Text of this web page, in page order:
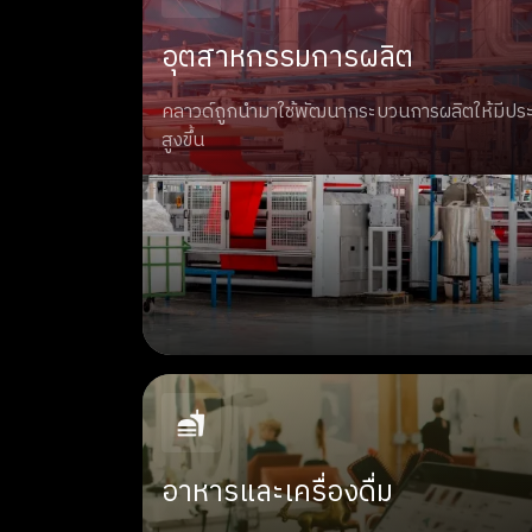
อุตสาหกรรมการผลิต
คลาวด์ถูกนำมาใช้พัฒนากระบวนการผลิตให้มีป
สูงขึ้น
อาหารและเครื่องดื่ม